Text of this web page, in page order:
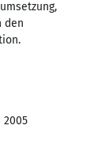
den
2005